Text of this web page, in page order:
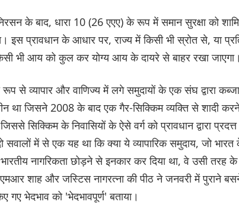
के बाद, धारा 10 (26 एएए) के रूप में समान सुरक्षा को
इस प्रावधान के आधार पर, राज्य में किसी भी स्रोत से, या
भी आय को कुल कर योग्य आय के दायरे से बाहर रखा जाएगा।
से व्यापार और वाणिज्य में लगे समुदायों के एक संघ द्वारा
था जिसने 2008 के बाद एक गैर-सिक्किम व्यक्ति से शादी
सिक्किम के निवासियों के ऐसे वर्ग को प्रावधान द्वारा
में से एक यह था कि क्या ये व्यापारिक समुदाय, जो
नागरिकता छोड़ने से इनकार कर दिया था, वे उसी तरह
शाह और जस्टिस नागरत्ना की पीठ ने जनवरी में पुराने
भेदभाव को 'भेदभावपूर्ण' बताया।